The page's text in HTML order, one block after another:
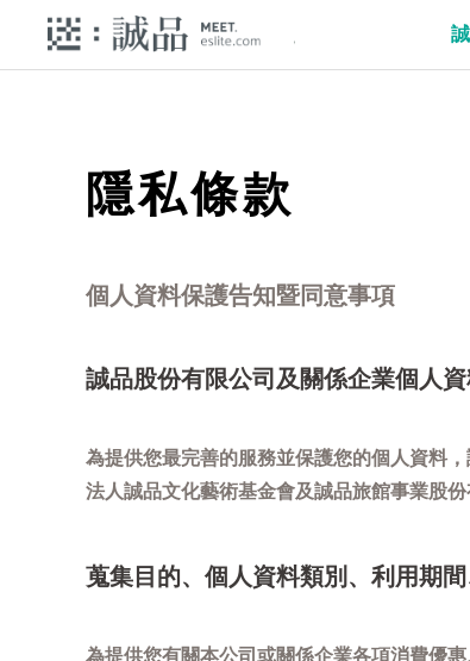
隱私條款
個人資料保護告知暨同意事項
誠品股份有限公司及關係企業個人
為提供您最完善的服務並保護您的個人資料
法人誠品文化藝術基金會及誠品旅館事業股
蒐集目的、個人資料類別、利用期
為提供您有關本公司或關係企業各項消費優